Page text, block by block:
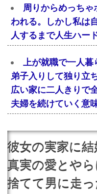
周りからめっち
われる。しかし私は
人するまで人生ハー
上が就職で一人暮
弟子入りして独り立
広い家に二人きりで
夫婦を続けていく意
彼女の実家に結
真実の愛とや
捨てて男に走